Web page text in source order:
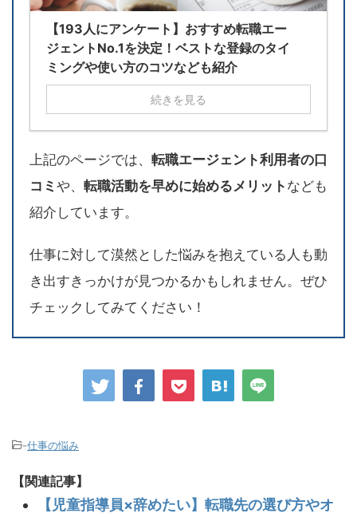
【193人にアンケート】おすすめ転職エー
ジェントNo.1を決定！ベストな登録のタイ
ミングや使い方のコツなども紹介
続きを見る
上記のページでは、 転職エージェント利用者の口
コミ や、 転職活動を早めに始めるメリット なども
紹介しています。
仕事に対して漠然とした悩みを抱えている人も動
き出すきっかけが見つかるかもしれません。ぜひ
チェックしてみてください！
-仕事の悩み
【関連記事】
【児童指導員×辞めたい】転職先の選び方やオ